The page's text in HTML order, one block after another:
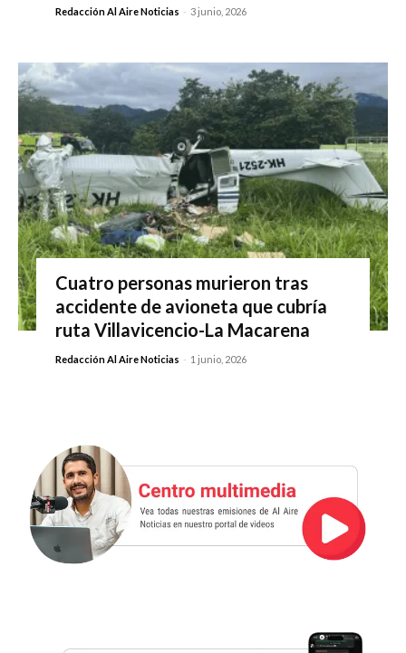
Redacción Al Aire Noticias - 3 junio, 2026
Cuatro personas murieron tras
accidente de avioneta que cubría
ruta Villavicencio-La Macarena
Redacción Al Aire Noticias - 1 junio, 2026